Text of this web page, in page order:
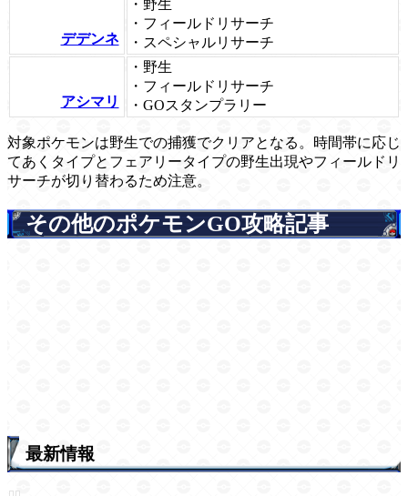
デデンネ
・野生
・フィールドリサーチ
・スペシャルリサーチ
アシマリ
・野生
・フィールドリサーチ
・GOスタンプラリー
対象ポケモンは野生での捕獲でクリアとなる。時間帯に応じ
てあくタイプとフェアリータイプの野生出現やフィールドリ
サーチが切り替わるため注意。
その他のポケモンGO攻略記事
最新情報